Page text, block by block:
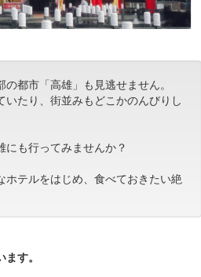
都市「高雄」も見逃せません。
たり、街並みもどこかのんびりし
も行ってみませんか？
テルをはじめ、食べておきたい絶
す。